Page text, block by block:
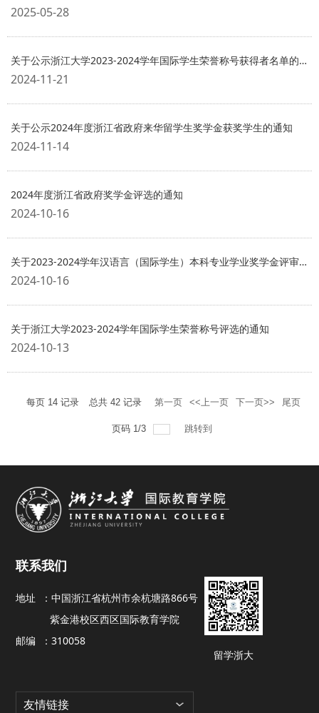
2025-05-28
关于公示浙江大学2023-2024学年国际学生荣誉称号获得者名单的通知
2024-11-21
关于公示2024年度浙江省政府来华留学生奖学金获奖学生的通知
2024-11-14
2024年度浙江省政府奖学金评选的通知
2024-10-16
关于2023-2024学年汉语言（国际学生）本科专业学业奖学金评审结果的公示
2024-10-16
关于浙江大学2023-2024学年国际学生荣誉称号评选的通知
2024-10-13
每页 14记录 总共 42记录 第一页 <<上一页 下一页>> 尾页
页码 1/3 跳转到
联系我们
地址 ：中国浙江省杭州市余杭塘路866号
紫金港校区西区国际教育学院
邮编 ：310058
留学浙大
友情链接